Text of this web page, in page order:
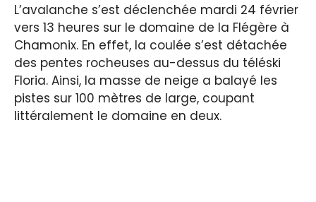
L’avalanche s’est déclenchée mardi 24 février
vers 13 heures sur le domaine de la Flégère à
Chamonix. En effet, la coulée s’est détachée
des pentes rocheuses au-dessus du téléski
Floria. Ainsi, la masse de neige a balayé les
pistes sur 100 mètres de large, coupant
littéralement le domaine en deux.